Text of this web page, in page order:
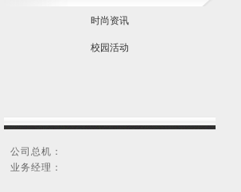
时尚资讯
校园活动
公司总机：
业务经理：